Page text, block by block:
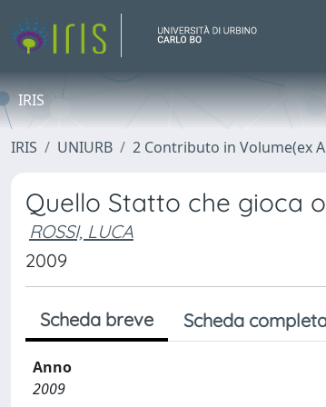
IRIS
IRIS UNIURB 2 Contributo in Volume(ex
Quello Statto che gioca
ROSSI, LUCA
2009
Scheda breve Scheda
Anno
2009